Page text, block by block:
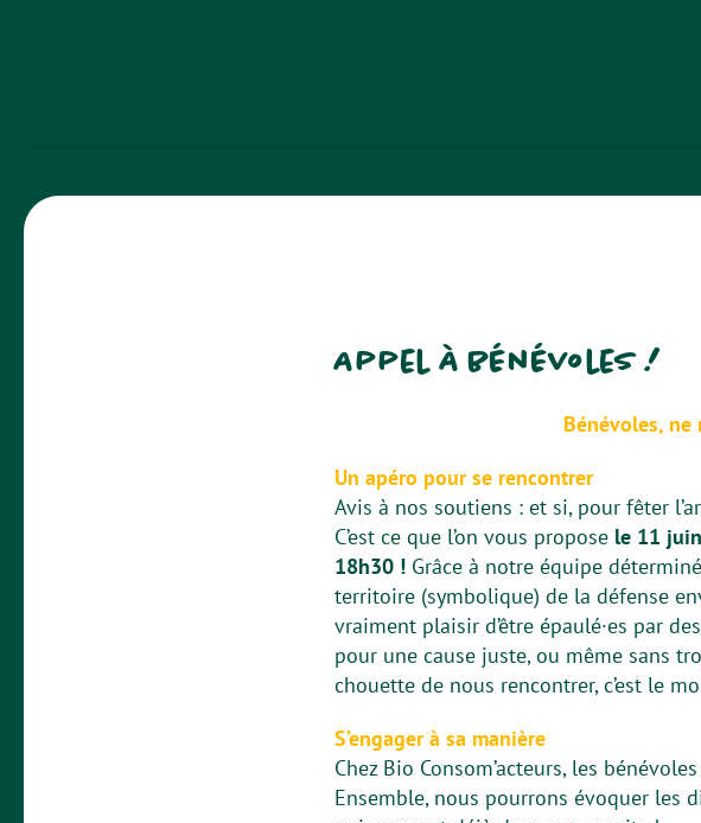
Appel à bénévoles !
Bénévoles,
Un apéro pour se rencontrer
Avis à nos soutiens : et si, pour fêter
C’est ce que l’on vous propose le 11
18h30 ! Grâce à notre équipe
territoire (symbolique) de la défense
vraiment plaisir d’être épaulé·es par
pour une cause juste, ou même sans
chouette de nous rencontrer, c’est le
S’engager à sa manière
Chez Bio Consom’acteurs, les
Ensemble, nous pourrons évoquer les